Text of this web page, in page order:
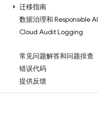
迁移指南
数据治理和 Responsible AI
Cloud Audit Logging
常见问题解答和问题排查
错误代码
提供反馈